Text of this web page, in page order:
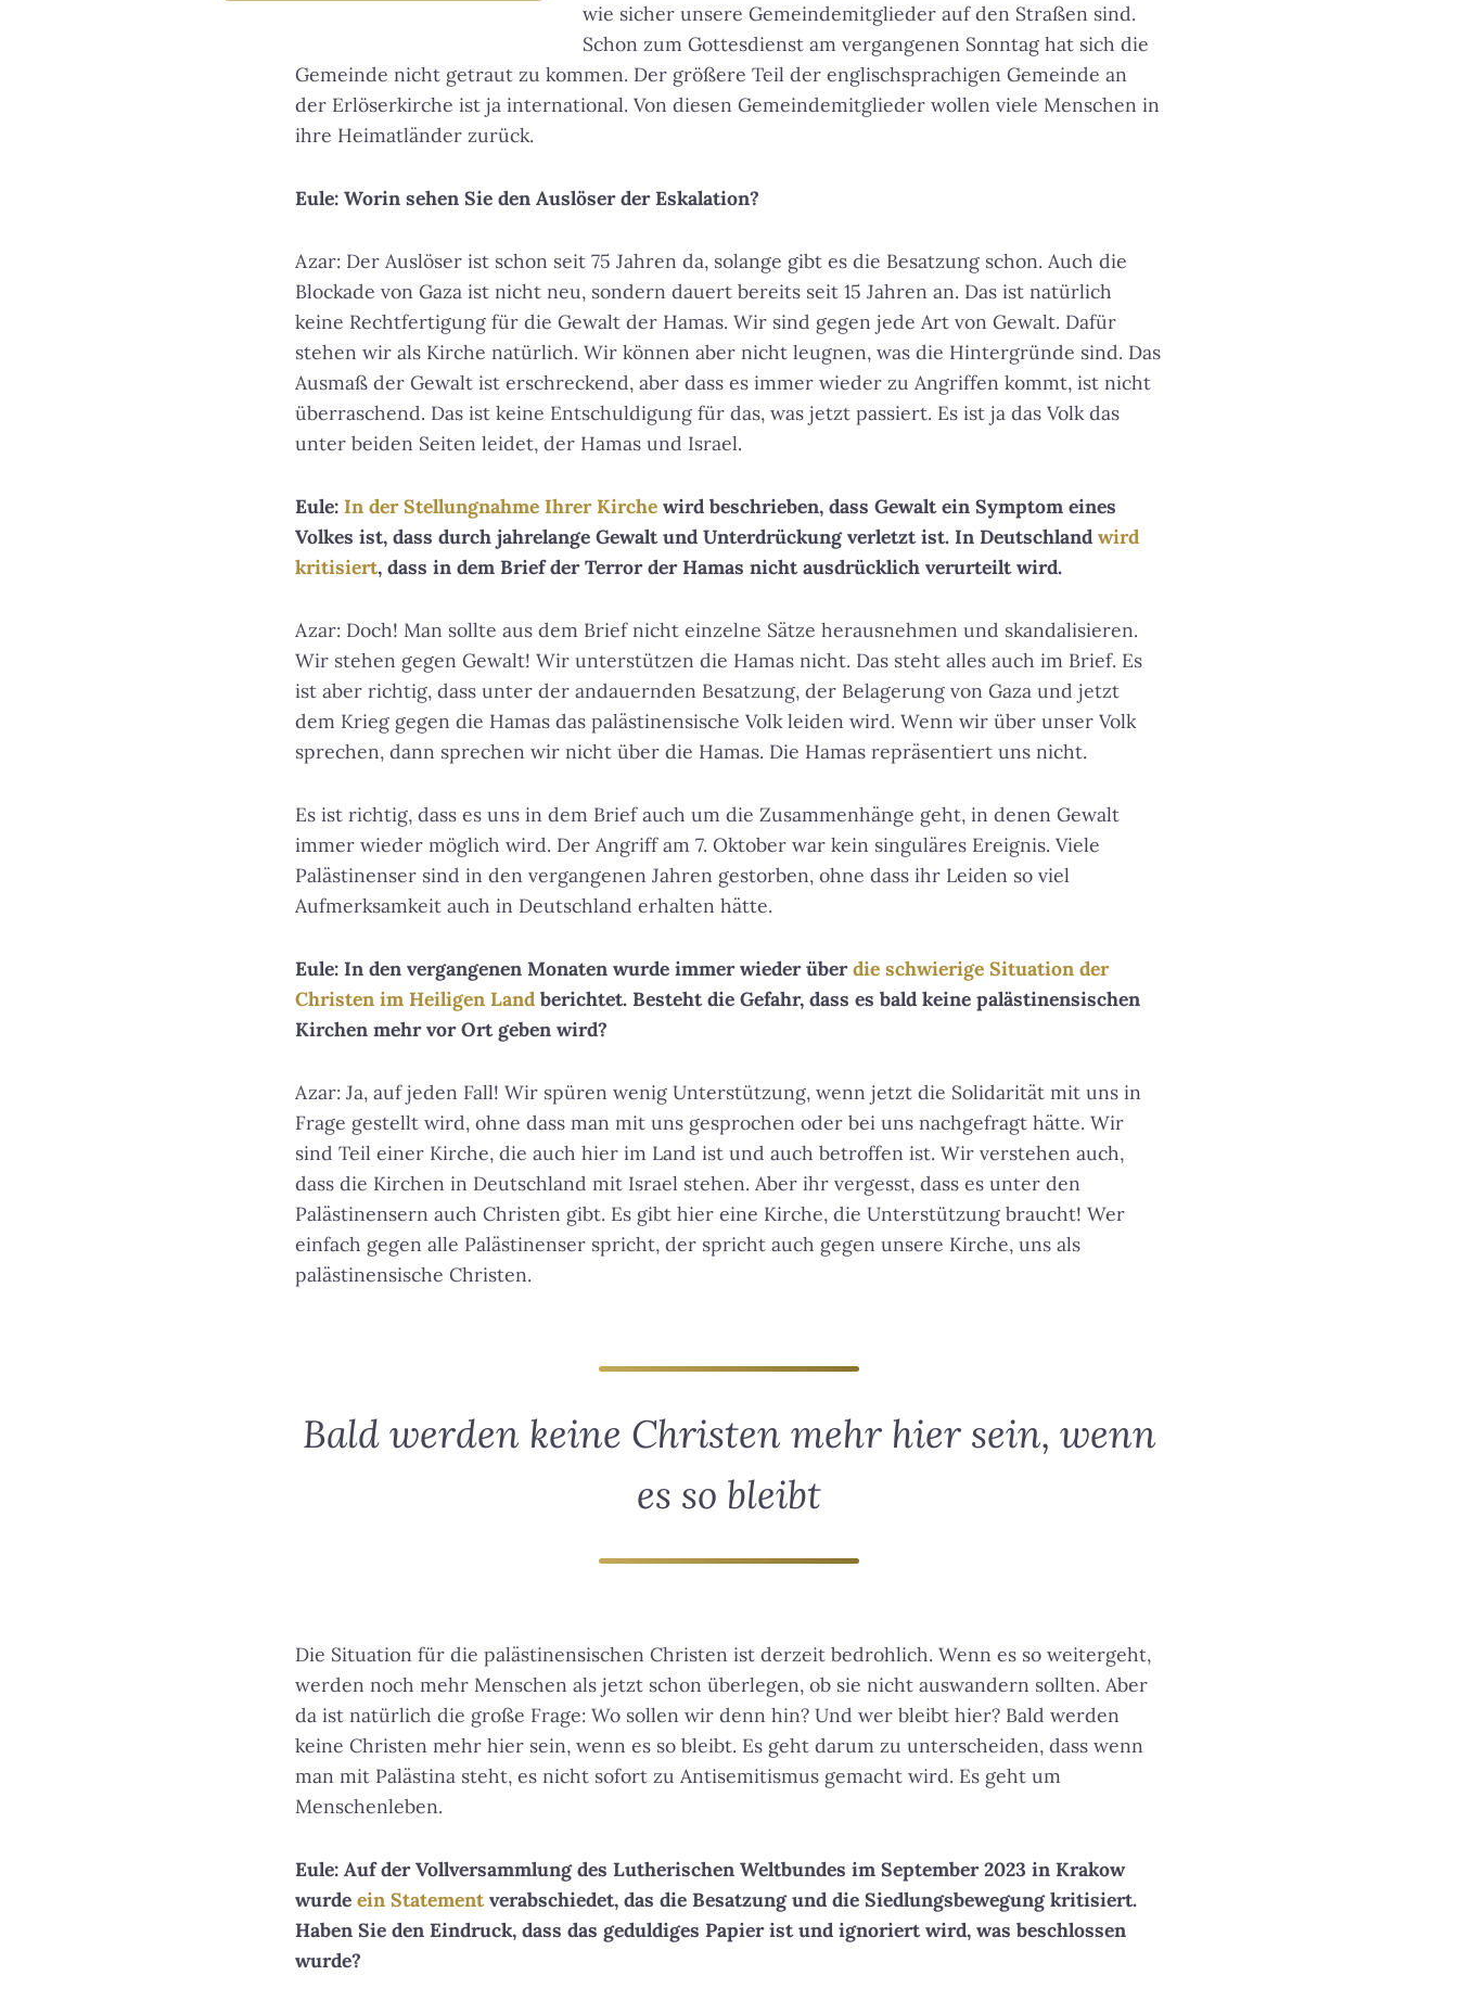
wie sicher unsere Gemeindemitglieder auf den Straßen sind.
Schon zum Gottesdienst am vergangenen Sonntag hat sich die
Gemeinde nicht getraut zu kommen. Der größere Teil der englischsprachigen Gemeinde an
der Erlöserkirche ist ja international. Von diesen Gemeindemitglieder wollen viele Menschen in
ihre Heimatländer zurück.
Eule: Worin sehen Sie den Auslöser der Eskalation?
Azar: Der Auslöser ist schon seit 75 Jahren da, solange gibt es die Besatzung schon. Auch die
Blockade von Gaza ist nicht neu, sondern dauert bereits seit 15 Jahren an. Das ist natürlich
keine Rechtfertigung für die Gewalt der Hamas. Wir sind gegen jede Art von Gewalt. Dafür
stehen wir als Kirche natürlich. Wir können aber nicht leugnen, was die Hintergründe sind. Das
Ausmaß der Gewalt ist erschreckend, aber dass es immer wieder zu Angriffen kommt, ist nicht
überraschend. Das ist keine Entschuldigung für das, was jetzt passiert. Es ist ja das Volk das
unter beiden Seiten leidet, der Hamas und Israel.
Eule: In der Stellungnahme Ihrer Kirche wird beschrieben, dass Gewalt ein Symptom eines
Volkes ist, dass durch jahrelange Gewalt und Unterdrückung verletzt ist. In Deutschland wird
kritisiert, dass in dem Brief der Terror der Hamas nicht ausdrücklich verurteilt wird.
Azar: Doch! Man sollte aus dem Brief nicht einzelne Sätze herausnehmen und skandalisieren.
Wir stehen gegen Gewalt! Wir unterstützen die Hamas nicht. Das steht alles auch im Brief. Es
ist aber richtig, dass unter der andauernden Besatzung, der Belagerung von Gaza und jetzt
dem Krieg gegen die Hamas das palästinensische Volk leiden wird. Wenn wir über unser Volk
sprechen, dann sprechen wir nicht über die Hamas. Die Hamas repräsentiert uns nicht.
Es ist richtig, dass es uns in dem Brief auch um die Zusammenhänge geht, in denen Gewalt
immer wieder möglich wird. Der Angriff am 7. Oktober war kein singuläres Ereignis. Viele
Palästinenser sind in den vergangenen Jahren gestorben, ohne dass ihr Leiden so viel
Aufmerksamkeit auch in Deutschland erhalten hätte.
Eule: In den vergangenen Monaten wurde immer wieder überdie schwierige Situation der
Christen im Heiligen Land berichtet. Besteht die Gefahr, dass es bald keine palästinensischen
Kirchen mehr vor Ort geben wird?
Azar: Ja, auf jeden Fall! Wir spüren wenig Unterstützung, wenn jetzt die Solidarität mit uns in
Frage gestellt wird, ohne dass man mit uns gesprochen oder bei uns nachgefragt hätte. Wir
sind Teil einer Kirche, die auch hier im Land ist und auch betroffen ist. Wir verstehen auch,
dass die Kirchen in Deutschland mit Israel stehen. Aber ihr vergesst, dass es unter den
Palästinensern auch Christen gibt. Es gibt hier eine Kirche, die Unterstützung braucht! Wer
einfach gegen alle Palästinenser spricht, der spricht auch gegen unsere Kirche, uns als
palästinensische Christen.
Bald werden keine Christen mehr hier sein, wenn
es so bleibt
Die Situation für die palästinensischen Christen ist derzeit bedrohlich. Wenn es so weitergeht,
werden noch mehr Menschen als jetzt schon überlegen, ob sie nicht auswandern sollten. Aber
da ist natürlich die große Frage: Wo sollen wir denn hin? Und wer bleibt hier? Bald werden
keine Christen mehr hier sein, wenn es so bleibt. Es geht darum zu unterscheiden, dass wenn
man mit Palästina steht, es nicht sofort zu Antisemitismus gemacht wird. Es geht um
Menschenleben.
Eule: Auf der Vollversammlung des Lutherischen Weltbundes im September 2023 in Krakow
wurde ein Statementverabschiedet, das die Besatzung und die Siedlungsbewegung kritisiert.
Haben Sie den Eindruck, dass das geduldiges Papier ist und ignoriert wird, was beschlossen
wurde?